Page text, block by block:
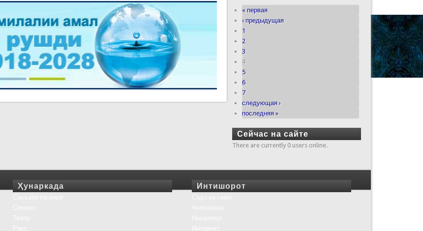
« первая
‹ предыдущая
1
2
3
4
5
6
7
следующая ›
последняя »
Сейчас на сайте
There are currently 0 users online.
Ҳунаркада Интишорот